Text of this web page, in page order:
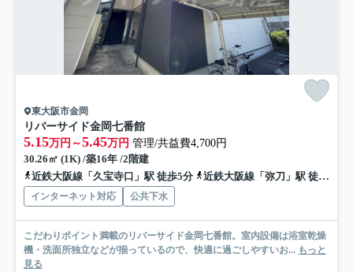
東大阪市金岡
リバーサイド金岡七番館
5.15万円～5.45万円 管理/共益費4,700円
30.26㎡ (1K) /築16年 /2階建
近鉄大阪線「久宝寺口」駅 徒歩5分
近鉄大阪線「弥刀」駅 徒歩15分
インターネット対応 公共下水
こだわりポイント満載のリバーサイド金岡七番館。室内設備は浴室乾燥
機・洗面所独立などが揃っているので、快適に過ごしやすいお... もっと
見る